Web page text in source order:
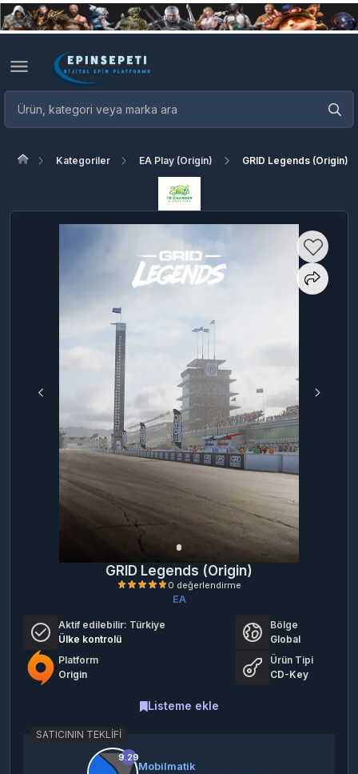
Kategoriler EA Play (Origin) GRID Legends (Origin)
GRID Legends (Origin)
EA
Aktif edilebilir: Türkiye
Ülke kontrolü
Bölge
Global
Platform
Origin
Ürün Tipi
CD-Key
Listeme ekle
SATICININ TEKLIFI
9.29
Mobilmatik